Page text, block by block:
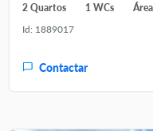
2 Quartos 1 WCs
Id: 1889017
Contactar